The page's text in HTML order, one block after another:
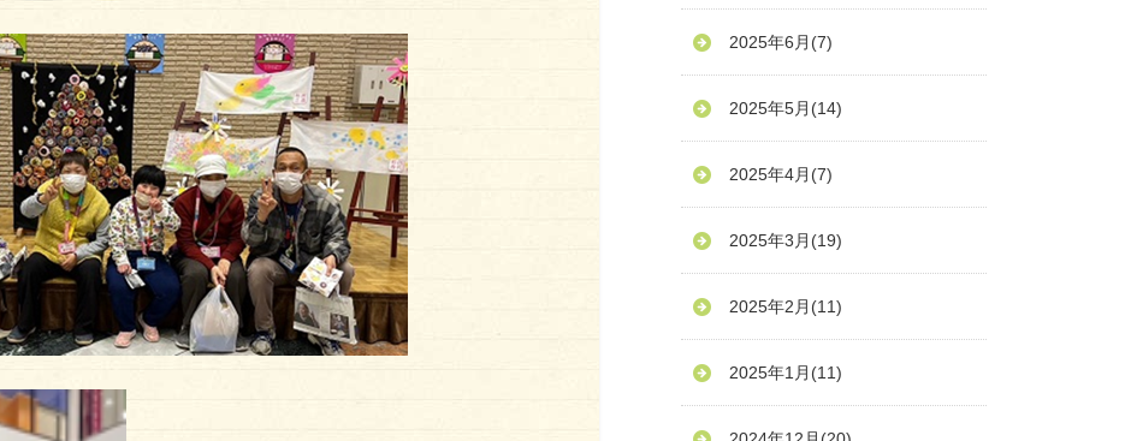
2025年6月 (7)
2025年5月 (14)
2025年4月 (7)
2025年3月 (19)
2025年2月 (11)
2025年1月 (11)